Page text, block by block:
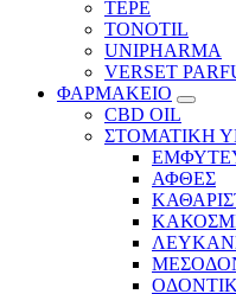
TEPE
TONOTIL
UNIPHARMA
VERSET
ΦΑΡΜΑΚΕΙΟ
CBD OIL
ΣΤΟΜΑΤΙΚΗ
ΑΦΘΕΣ